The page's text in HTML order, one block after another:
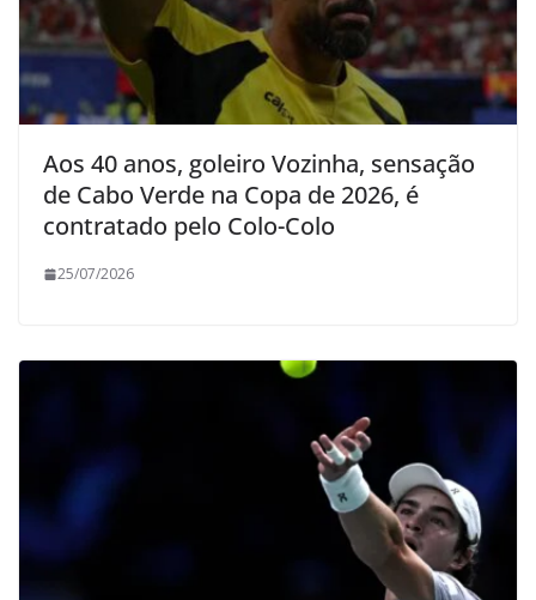
Aos 40 anos, goleiro Vozinha, sensação
de Cabo Verde na Copa de 2026, é
contratado pelo Colo-Colo
25/07/2026